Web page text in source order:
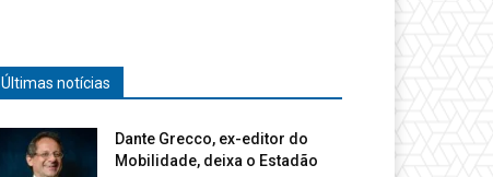
Últimas notícias
Dante Grecco, ex-editor do
Mobilidade, deixa o Estadão